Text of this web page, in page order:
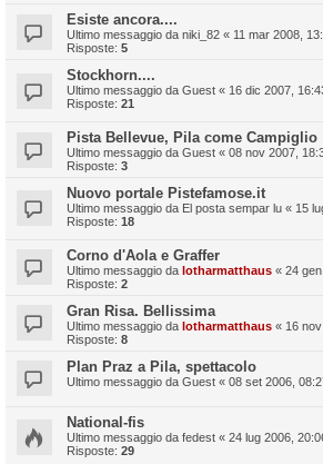
Esiste ancora....
Ultimo messaggio da niki_82 « 11 mar 2008,
Risposte: 5
Stockhorn....
Ultimo messaggio da Guest « 16 dic 2007,
Risposte: 21
Pista Bellevue, Pila come Campiglio
Ultimo messaggio da Guest « 08 nov 2007,
Risposte: 3
Nuovo portale Pistefamose.it
Ultimo messaggio da El posta sempar lu « 15
Risposte: 18
Corno d'Aola e Graffer
Ultimo messaggio da lotharmatthaus « 24
Risposte: 2
Gran Risa. Bellissima
Ultimo messaggio da lotharmatthaus « 16
Risposte: 8
Plan Praz a Pila, spettacolo
Ultimo messaggio da Guest « 08 set 2006,
National-fis
Ultimo messaggio da fedest « 24 lug 2006,
Risposte: 29